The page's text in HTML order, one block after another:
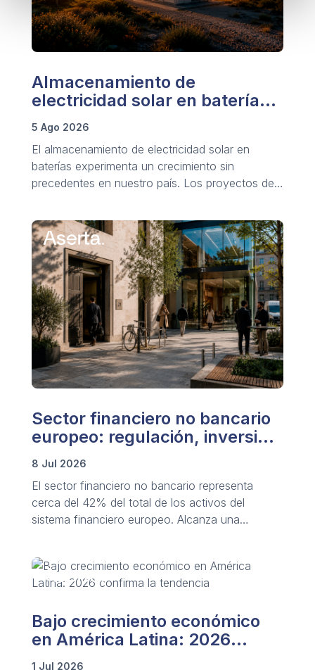
Almacenamiento de
electricidad solar en baterías:
crecimiento de los BESS
5 Ago 2026
El almacenamiento de electricidad solar en
baterías experimenta un crecimiento sin
precedentes en nuestro país. Los proyectos de
global.
Sector financiero no bancario
europeo: regulación, inversión
y riesgo
8 Jul 2026
El sector financiero no bancario representa
cerca del 42% del total de los activos del
sistema financiero europeo. Alcanza una
Bajo crecimiento económico
en América Latina: 2026
confirma la tendencia
1 Jul 2026